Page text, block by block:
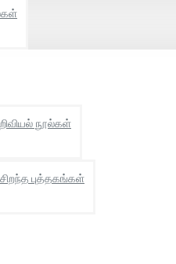
நூல்கள்
புத்தகங்கள்